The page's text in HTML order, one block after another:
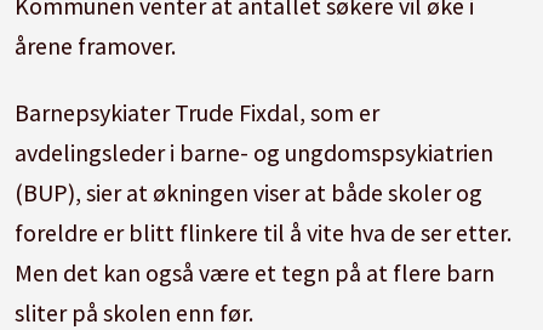
årene framover.
Barnepsykiater Trude Fixdal, som er
avdelingsleder i barne- og ungdomspsykiatrien
(BUP), sier at økningen viser at både skoler og
foreldre er blitt flinkere til å vite hva de ser etter.
Men det kan også være et tegn på at flere barn
sliter på skolen enn før.